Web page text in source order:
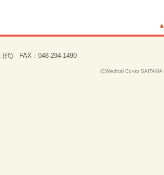
(代) FAX：048-294-1490
(C)Medical Co-op